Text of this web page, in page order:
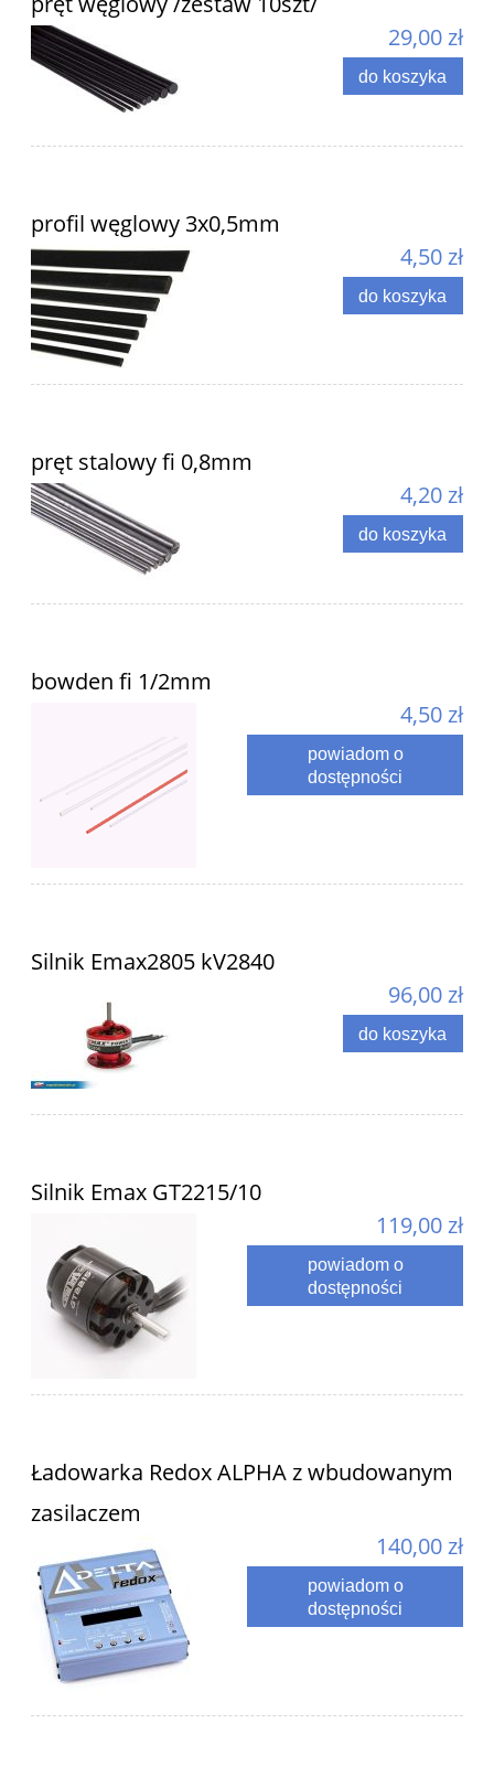
29,00 zł
do koszyka
profil węglowy 3x0,5mm
4,50 zł
do koszyka
pręt stalowy fi 0,8mm
4,20 zł
do koszyka
bowden fi 1/2mm
4,50 zł
powiadom o
dostępności
Silnik Emax2805 kV2840
96,00 zł
do koszyka
Silnik Emax GT2215/10
119,00 zł
powiadom o
dostępności
Ładowarka Redox ALPHA z wbudowanym
zasilaczem
140,00 zł
powiadom o
dostępności